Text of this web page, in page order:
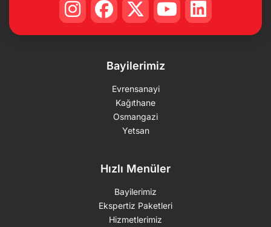
Bayilerimiz
Evrensanayi
Kağıthane
Osmangazi
Yetsan
Hızlı Menüler
Bayilerimiz
Ekspertiz Paketleri
Hizmetlerimiz